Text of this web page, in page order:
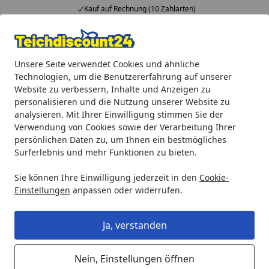
Unsere Seite verwendet Cookies und ähnliche
Technologien, um die Benutzererfahrung auf unserer
Website zu verbessern, Inhalte und Anzeigen zu
personalisieren und die Nutzung unserer Website zu
analysieren. Mit Ihrer Einwilligung stimmen Sie der
Verwendung von Cookies sowie der Verarbeitung Ihrer
persönlichen Daten zu, um Ihnen ein bestmögliches
Surferlebnis und mehr Funktionen zu bieten.
Sie können Ihre Einwilligung jederzeit in den Cookie-
Einstellungen anpassen oder widerrufen.
Ja, verstanden
Nein, Einstellungen öffnen
Kauf auf Rechnung (10 Zahlarten)
Alle Produkte
Mein Konto
Suchen
Startseite
Teichprodukte Teichpumpen Solarpumpen
Ubbink Springbrunnenpumpe
SolarMax 2500 inkl. Solarpaneel